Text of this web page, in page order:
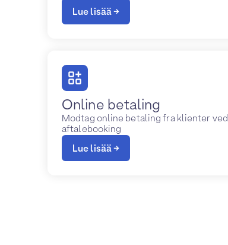
Lue lisää →
Online betaling
Modtag online betaling fra klienter ved
aftalebooking
Lue lisää →